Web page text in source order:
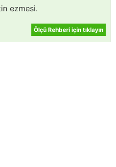
ezmesi.
Ölçü Rehberi için tıklayın